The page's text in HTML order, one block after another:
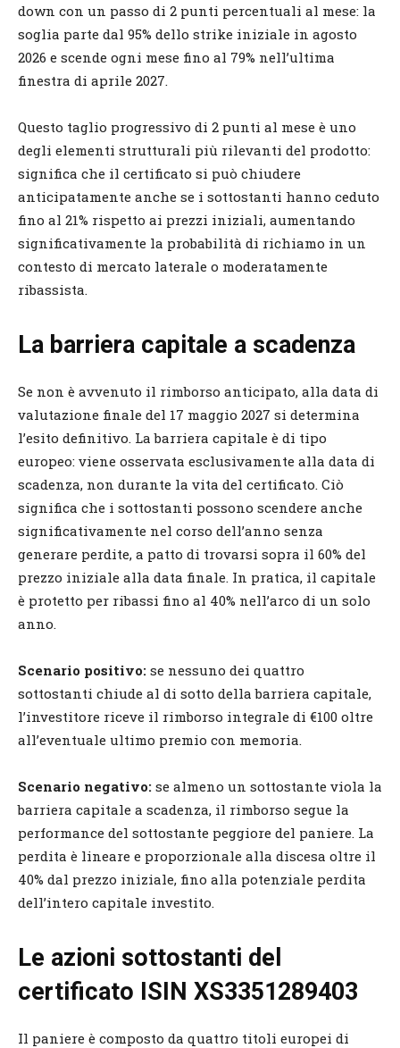
down con un passo di 2 punti percentuali al mese: la
soglia parte dal 95% dello strike iniziale in agosto
2026 e scende ogni mese fino al 79% nell’ultima
finestra di aprile 2027.
Questo taglio progressivo di 2 punti al mese è uno
degli elementi strutturali più rilevanti del prodotto:
significa che il certificato si può chiudere
anticipatamente anche se i sottostanti hanno ceduto
fino al 21% rispetto ai prezzi iniziali, aumentando
significativamente la probabilità di richiamo in un
contesto di mercato laterale o moderatamente
ribassista.
La barriera capitale a scadenza
Se non è avvenuto il rimborso anticipato, alla data di
valutazione finale del 17 maggio 2027 si determina
l’esito definitivo. La barriera capitale è di tipo
europeo: viene osservata esclusivamente alla data di
scadenza, non durante la vita del certificato. Ciò
significa che i sottostanti possono scendere anche
significativamente nel corso dell’anno senza
generare perdite, a patto di trovarsi sopra il 60% del
prezzo iniziale alla data finale. In pratica, il capitale
è protetto per ribassi fino al 40% nell’arco di un solo
anno.
Scenario positivo: se nessuno dei quattro
sottostanti chiude al di sotto della barriera capitale,
l’investitore riceve il rimborso integrale di €100 oltre
all’eventuale ultimo premio con memoria.
Scenario negativo: se almeno un sottostante viola la
barriera capitale a scadenza, il rimborso segue la
performance del sottostante peggiore del paniere. La
perdita è lineare e proporzionale alla discesa oltre il
40% dal prezzo iniziale, fino alla potenziale perdita
dell’intero capitale investito.
Le azioni sottostanti del
certificato ISIN XS3351289403
Il paniere è composto da quattro titoli europei di